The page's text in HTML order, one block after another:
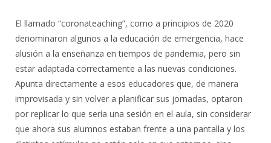
El llamado “coronateaching”, como a principios de 2020
denominaron algunos a la educación de emergencia, hace
alusión a la enseñanza en tiempos de pandemia, pero sin
estar adaptada correctamente a las nuevas condiciones.
Apunta directamente a esos educadores que, de manera
improvisada y sin volver a planificar sus jornadas, optaron
por replicar lo que sería una sesión en el aula, sin considerar
que ahora sus alumnos estaban frente a una pantalla y los